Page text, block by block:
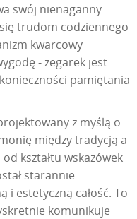
swój nienaganny
trudom codziennego
kwarcowy
- zegarek jest
pamiętania
z myślą o
między tradycją a
kształtu wskazówek
starannie
i estetyczną całość. To
komunikuje